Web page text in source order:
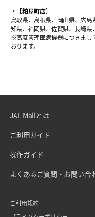
【粕屋町店】
鳥取県、島根県、岡山県、広
知県、福岡県、佐賀県、長崎
※高度管理医療機器につきまし
おります。
JAL Mallとは
ご利用ガイド
操作ガイド
よくあるご質問・お問い合
ご利用規約